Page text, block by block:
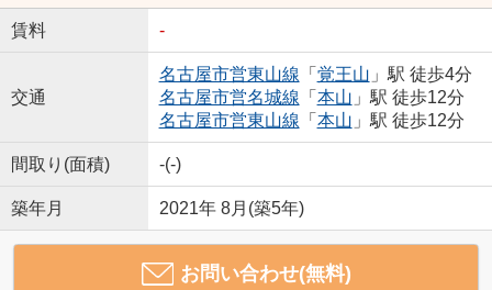
賃料 -
交通
名古屋市営東山線 「 覚王山 」駅 徒歩4分
名古屋市営名城線 「 本山 」駅 徒歩12分
名古屋市営東山線 「 本山 」駅 徒歩12分
間取り(面積) -(-)
築年月 2021年 8月(築5年)
お問い合わせ(無料)